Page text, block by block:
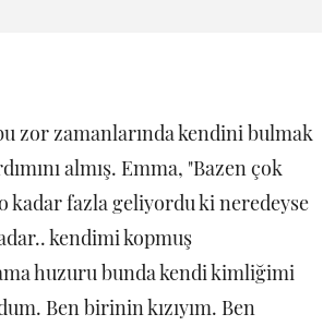
zor zamanlarında kendini bulmak
almış. Emma, "Bazen çok
kadar fazla geliyordu ki neredeyse
kendimi kopmuş
huzuru bunda kendi kimliğimi
Ben birinin kızıyım. Ben